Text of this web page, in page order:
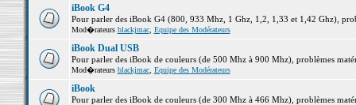
iBook G4
Pour parler des iBook G4 (800, 933 Mhz, 1 Ghz, 1,2, 1,33 et 1,42 Ghz),
Mod�rateurs blackjmac, Equipe des Modérateurs
iBook Dual USB
Pour parler des iBook de couleurs (de 500 Mhz à 900 Mhz), problèmes
Mod�rateurs blackjmac, Equipe des Modérateurs
iBook
Pour parler des iBook de couleurs (de 300 Mhz à 466 Mhz), problèmes